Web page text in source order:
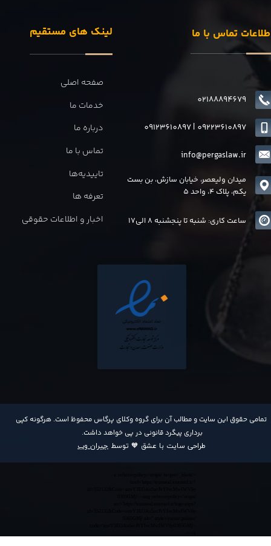
​تمامی حقوق این سایت و مطالب آن برای گروه وکلای پرگاس محفوظ است. هرگونه کپی
برداری پیگرد قانونی در پی خواهد داشت​​​​​​​.
طراحی سایت با عشق 🧡 توسط جیران وب
لینک های مستقیم
صفحه اصلی
خدمات ما
درباره ما
تماس با ما
تاییدیه‌ها
تعرفه ها
اخبار و اطلاعات حقوقی
تماس با ما
02188894679
info@pergaslaw.ir
09123610897| 09223610897
میدان ولیعصر، خیابان سازش، بن بست
یکم، پلاک 4، واحد 5
ساعت کاری: شنبه تا پنجشنبه 8 الی17